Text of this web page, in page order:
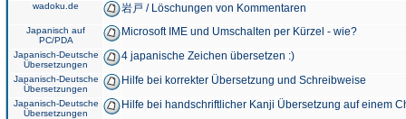
wadoku.de 岩戸 / Löschungen von Kommentaren
Japanisch auf
PC/PDA
Microsoft IME und Umschalten per Kürzel - wie?
Japanisch-Deutsche
Übersetzungen
4 japanische Zeichen übersetzen :)
Japanisch-Deutsche
Übersetzungen
Hilfe bei korrekter Übersetzung und Schreibweise
Japanisch-Deutsche
Übersetzungen
Hilfe bei handschriftlicher Kanji Übersetzung auf einem